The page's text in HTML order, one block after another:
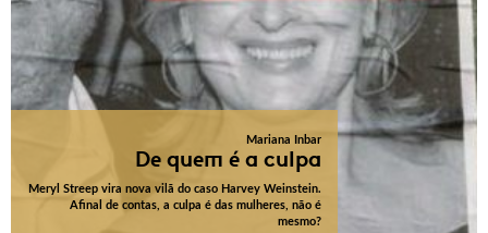
Mariana Inbar
De quem é a culpa
Meryl Streep vira nova vilã do caso Harvey Weinstein.
Afinal de contas, a culpa é das mulheres, não é
mesmo?